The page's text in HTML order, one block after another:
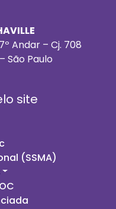
Andar – Cj. 708
São Paulo
site
(SSMA)